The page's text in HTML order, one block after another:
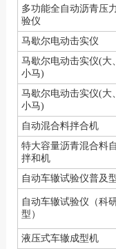
多功能全自动沥青压
验仪
马歇尔电动击实仪
马歇尔电动击实仪(大、
小马)
马歇尔电动击实仪(大、
小马)
自动混合料拌合机
特大容量沥青混合料
拌和机
自动车辙试验仪普及
自动车辙试验仪（科
型）
液压式车辙成型机